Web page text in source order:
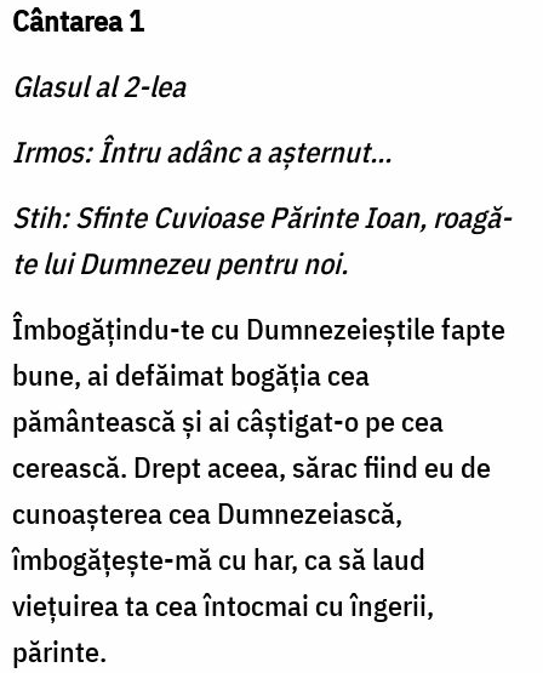
Cântarea 1
Glasul al 2-lea
Irmos: Întru adânc a aşternut...
Stih: Sfinte Cuvioase Părinte Ioan, roagă-
te lui Dumnezeu pentru noi.
Îmbogăţindu-te cu Dumnezeieştile fapte
bune, ai defăimat bogăţia cea
pământească şi ai câştigat-o pe cea
cerească. Drept aceea, sărac fiind eu de
cunoaşterea cea Dumnezeiască,
îmbogăţeşte-mă cu har, ca să laud
vieţuirea ta cea întocmai cu îngerii,
părinte.